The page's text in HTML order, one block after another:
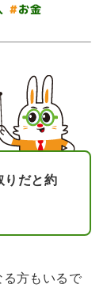
#お金
りだと約
る方もいるで